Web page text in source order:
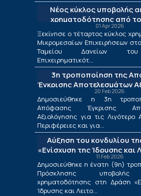
Νέος κύκλος υποβολής
χρηματοδότησης από
Δανείων του ΤΕΠΙΧ
01 Apr 2026
Ξεκίνησε ο τέταρτος κύκλος
Μικρομεσαίων Επιχειρήσεων
Ταμείου Δανείων
Επιχειρηματικότ...
3η τροποποίηση της
Έγκρισης Αποτελεσμάτων
για τις Λιγότερο
Περιφέρειες και για τις
Μετάβασης στο πλαίσιο
«Ενίσχυση της Ίδρυσης και
Νέων Μικρομεσαίων
Επιχειρήσεων»
20 Feb 2026
Δημοσιεύθηκε η 3η
Απόφασης Έγκρισης
Αξιολόγησης για τις Λιγότερο
Περιφέρειες και για...
Αύξηση του κονδυλίου
«Ενίσχυση της Ίδρυσης και
Νέων Μικρομεσαίων
Επιχειρήσεων»
11 Feb 2026
Δημοσιεύθηκε η ένατη (9η)
Πρόσκλησης υποβολής
χρηματοδότησης στη Δράση
Ίδρυσης και Λειτο...